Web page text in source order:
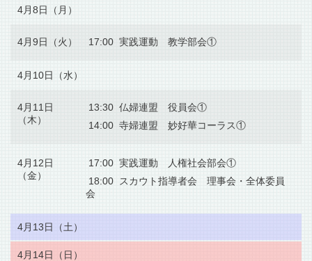
4月8日（月）
4月9日（火） 17:00 実践運動 教学部会①
4月10日（水）
4月11日
（木）
13:30 仏婦連盟 役員会①
14:00 寺婦連盟 妙好華コーラス①
4月12日
（金）
17:00 実践運動 人権社会部会①
18:00 スカウト指導者会 理事会・全体委員
会
4月13日（土）
4月14日（日）